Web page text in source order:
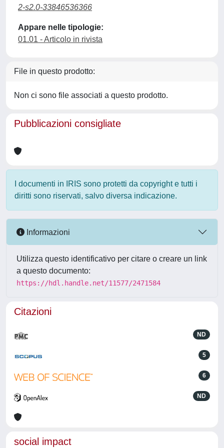
2-s2.0-33846536366
Appare nelle tipologie:
01.01 - Articolo in rivista
File in questo prodotto:
Non ci sono file associati a questo prodotto.
Pubblicazioni consigliate
I documenti in IRIS sono protetti da copyright e tutti i
diritti sono riservati, salvo diversa indicazione.
Informazioni
Utilizza questo identificativo per citare o creare un link
a questo documento:
https://hdl.handle.net/11577/2471584
Citazioni
ND
5
6
ND
social impact